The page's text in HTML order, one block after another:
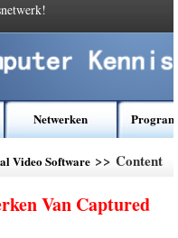
Netwerken
Video Software >> Content
Van Captured